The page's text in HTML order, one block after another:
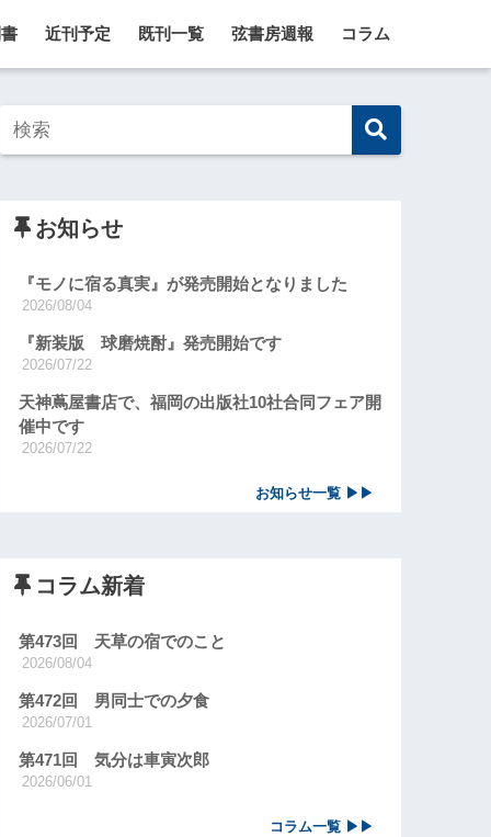
近刊予定 既刊一覧 弦書房週報 コラム
お知らせ
『モノに宿る真実』が発売開始となりました
2026/08/04
『新装版 球磨焼酎』発売開始です
2026/07/22
天神蔦屋書店で、福岡の出版社10社合同フェア開
催中です
2026/07/22
お知らせ一覧 ▶▶
コラム新着
第473回 天草の宿でのこと
2026/08/04
第472回 男同士での夕食
2026/07/01
第471回 気分は車寅次郎
2026/06/01
コラム一覧 ▶▶